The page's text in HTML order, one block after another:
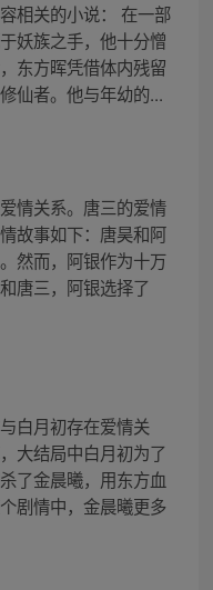
相关的小说： 在一部
妖族之手，他十分憎
东方晖凭借体内残留
仙者。他与年幼的...
情关系。唐三的爱情
故事如下：唐昊和阿
然而，阿银作为十万
唐三，阿银选择了
白月初存在爱情关
大结局中白月初为了
了金晨曦，用东方血
剧情中，金晨曦更多